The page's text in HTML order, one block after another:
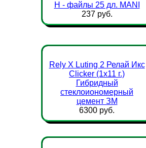
Н - файлы 25 дл. MANI
237 руб.
Rely X Luting 2 Релай Икс
Clicker (1х11 г.)
Гибридный
стеклоиономерный
цемент ЗМ
6300 руб.